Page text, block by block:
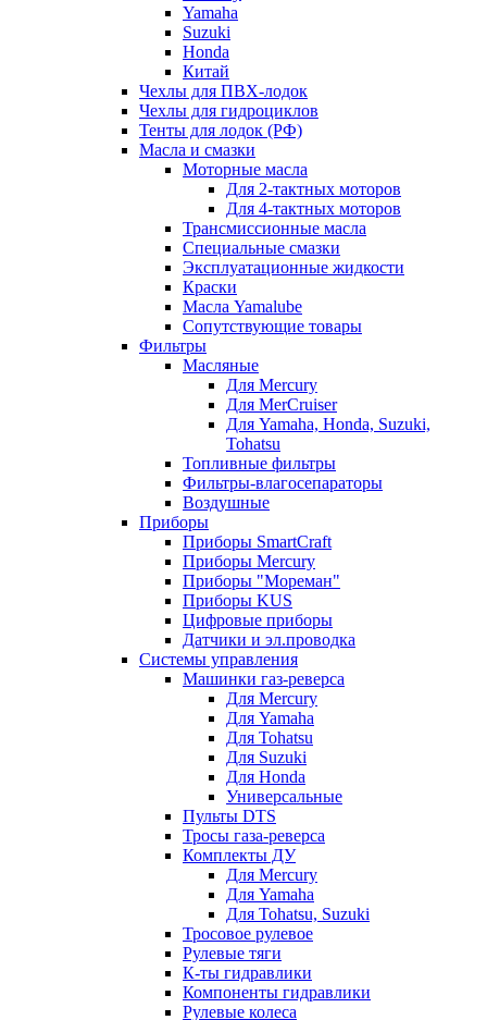
Yamaha
Suzuki
Honda
Китай
Чехлы для ПВХ-лодок
Чехлы для гидроциклов
Тенты для лодок (РФ)
Масла и смазки
Моторные масла
Для 2-тактных моторов
Для 4-тактных моторов
Трансмиссионные масла
Специальные смазки
Эксплуатационные жидкости
Краски
Масла Yamalube
Сопутствующие товары
Фильтры
Масляные
Для Mercury
Для MerCruiser
Для Yamaha, Honda, Suzuki,
Tohatsu
Топливные фильтры
Фильтры-влагосепараторы
Воздушные
Приборы
Приборы SmartCraft
Приборы Mercury
Приборы "Мореман"
Приборы KUS
Цифровые приборы
Датчики и эл.проводка
Системы управления
Машинки газ-реверса
Для Mercury
Для Yamaha
Для Tohatsu
Для Suzuki
Для Honda
Универсальные
Пульты DTS
Тросы газа-реверса
Комплекты ДУ
Для Mercury
Для Yamaha
Для Tohatsu, Suzuki
Тросовое рулевое
Рулевые тяги
К-ты гидравлики
Компоненты гидравлики
Рулевые колеса